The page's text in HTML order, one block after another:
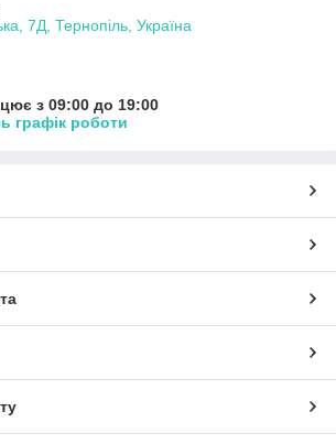
7Д, Тернопіль, Україна
з 09:00 до 19:00
графік роботи